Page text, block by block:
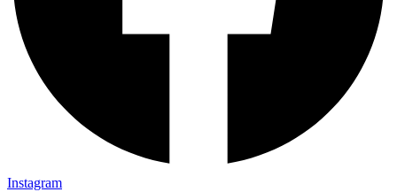
Instagram